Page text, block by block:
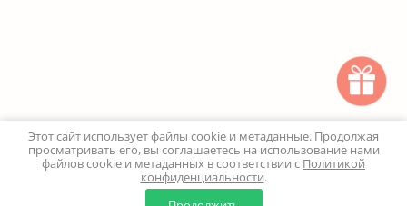
0
Этот сайт использует файлы cookie и метаданные. Продолжая
просматривать его, вы соглашаетесь на использование нами
файлов cookie и метаданных в соответствии с Политикой
конфиденциальности.